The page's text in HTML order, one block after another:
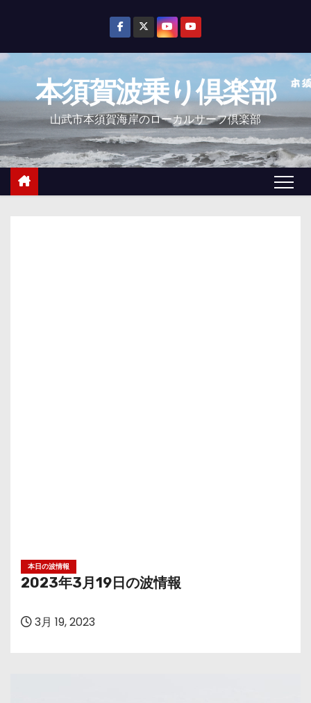
ン
へ
キ
ッ
本須賀波乗り倶楽部
山武市本須賀海岸のローカルサーフ倶楽部
本日の波情報
2023年3月19日の波情報
3月 19, 2023